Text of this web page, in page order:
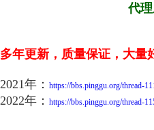
代
多年更新，质量保证，大量
2021年： https://bbs.pinggu.org/thread-
2022年： https://bbs.pinggu.org/thread-